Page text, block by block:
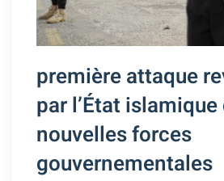
première attaque
par l’État
nouvelles forces
gouvernementales